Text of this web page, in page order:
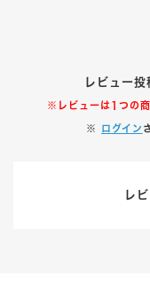
レビュー投
※レビューは1つの商
※ ログイン
レ